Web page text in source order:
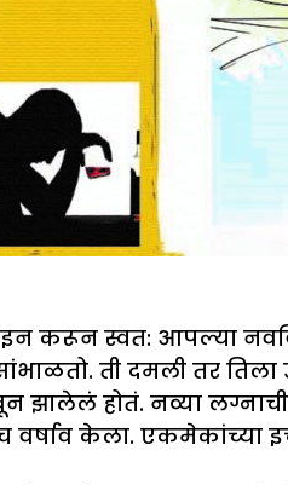
इन करून स्वत: आपल्या
ती दमली तर
झालेलं होतं. नव्या
केला. एकमेकांच्या